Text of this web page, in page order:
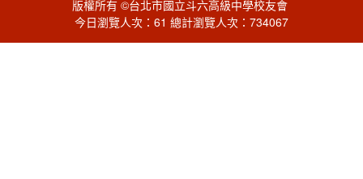
版權所有 ©台北市國立斗六高級中學校友會
今日瀏覽人次：61 總計瀏覽人次：734067